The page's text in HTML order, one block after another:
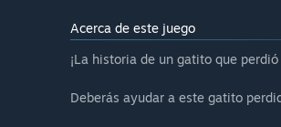
Acerca de este juego
¡La historia de un gatito que
Deberás ayudar a este gatito